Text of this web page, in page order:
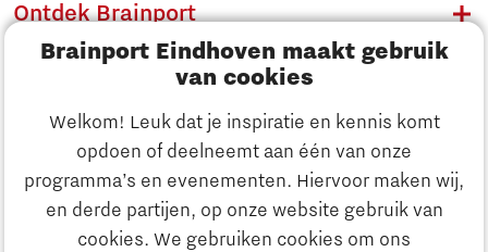
Brainport Eindhoven maakt gebruik
van cookies
Welkom! Leuk dat je inspiratie en kennis komt
opdoen of deelneemt aan één van onze
programma’s en evenementen. Hiervoor maken wij,
en derde partijen, op onze website gebruik van
cookies. We gebruiken cookies om ons
Ontdek Brainport
Ontdek Brainport
Innovatie
Ondernemen
Onderwijs
Maatschappelijk